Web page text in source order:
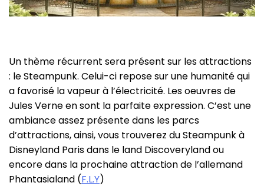
Un thème récurrent sera présent sur les attractions
: le Steampunk. Celui-ci repose sur une humanité qui
a favorisé la vapeur à l’électricité. Les oeuvres de
Jules Verne en sont la parfaite expression. C’est une
ambiance assez présente dans les parcs
d’attractions, ainsi, vous trouverez du Steampunk à
Disneyland Paris dans le land Discoveryland ou
encore dans la prochaine attraction de l’allemand
Phantasialand (F.L.Y)